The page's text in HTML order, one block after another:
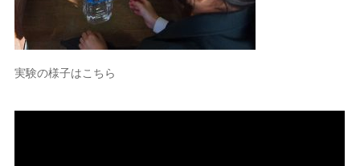
実験の様子はこちら